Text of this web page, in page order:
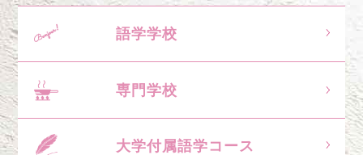
語学学校
専門学校
大学付属語学コース